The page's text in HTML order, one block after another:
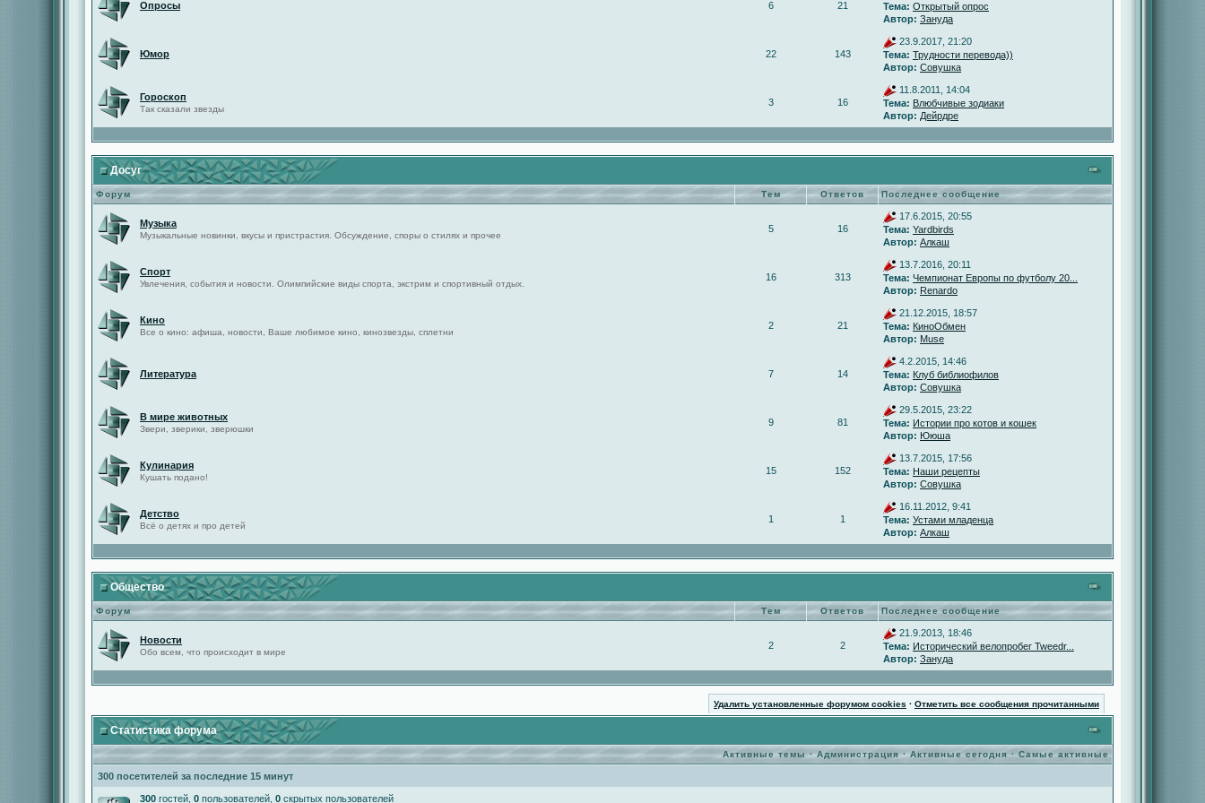
Опросы 6 21
Тема: Открытый опрос
Автор: Зануда
Юмор 22 143
23.9.2017, 21:20
Тема: Трудности перевода))
Автор: Совушка
Гороскоп
Так сказали звезды
3 16
11.8.2011, 14:04
Тема: Влюбчивые зодиаки
Автор: Дейрдре
Досуг
Форум Тем Ответов Последнее сообщение
Музыка
Музыкальные новинки, вкусы и пристрастия. Обсуждение, споры о стилях и прочее
5 16
17.6.2015, 20:55
Тема: Yardbirds
Автор: Алкаш
Спорт
Увлечения, события и новости. Олимпийские виды спорта, экстрим и спортивный отдых.
16 313
13.7.2016, 20:11
Тема: Чемпионат Европы по футболу 20...
Автор: Renardo
Кино
Все о кино: афиша, новости, Ваше любимое кино, кинозвезды, сплетни
2 21
21.12.2015, 18:57
Тема: КиноОбмен
Автор: Muse
Литература 7 14
4.2.2015, 14:46
Тема: Клуб библиофилов
Автор: Совушка
В мире животных
Звери, зверики, зверюшки
9 81
29.5.2015, 23:22
Тема: Истории про котов и кошек
Автор: Ююша
Кулинария
Кушать подано!
15 152
13.7.2015, 17:56
Тема: Наши рецепты
Автор: Совушка
Детство
Всё о детях и про детей
1 1
16.11.2012, 9:41
Тема: Устами младенца
Автор: Алкаш
Общество
Форум Тем Ответов Последнее сообщение
Новости
Обо всем, что происходит в мире
2 2
21.9.2013, 18:46
Тема: Исторический велопробег Tweedr...
Автор: Зануда
Удалить установленные форумом cookies · Отметить все сообщения прочитанными
Статистика форума
Активные темы·Администрация·Активные сегодня · Самые активные
300 посетителей за последние 15 минут
300 гостей, 0 пользователей, 0 скрытых пользователей